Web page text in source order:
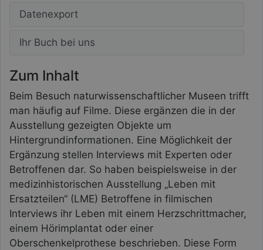
Datenexport
Ihr Buch bei uns
Zum Inhalt
Beim Besuch naturwissenschaftlicher Museen trifft
man häufig auf Filme. Diese ergänzen die in der
Ausstellung gezeigten Objekte um
Hintergrundinformationen. Eine Möglichkeit der
Ergänzung stellen Interviews mit Experten oder
Betroffenen dar. So haben beispielsweise in der
medizinhistorischen Ausstellung „Leben mit
Ersatzteilen“ (LME) Betroffene in filmischen
Interviews ihr Leben mit einem Herzschrittmacher,
einem Hörimplantat oder einer
Oberschenkelprothese beschrieben. Diese Form